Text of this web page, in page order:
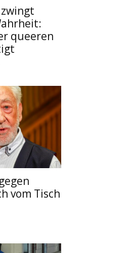
queeren
vom Tisch